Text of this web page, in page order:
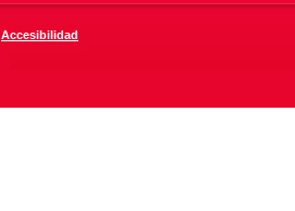
Accesibilidad